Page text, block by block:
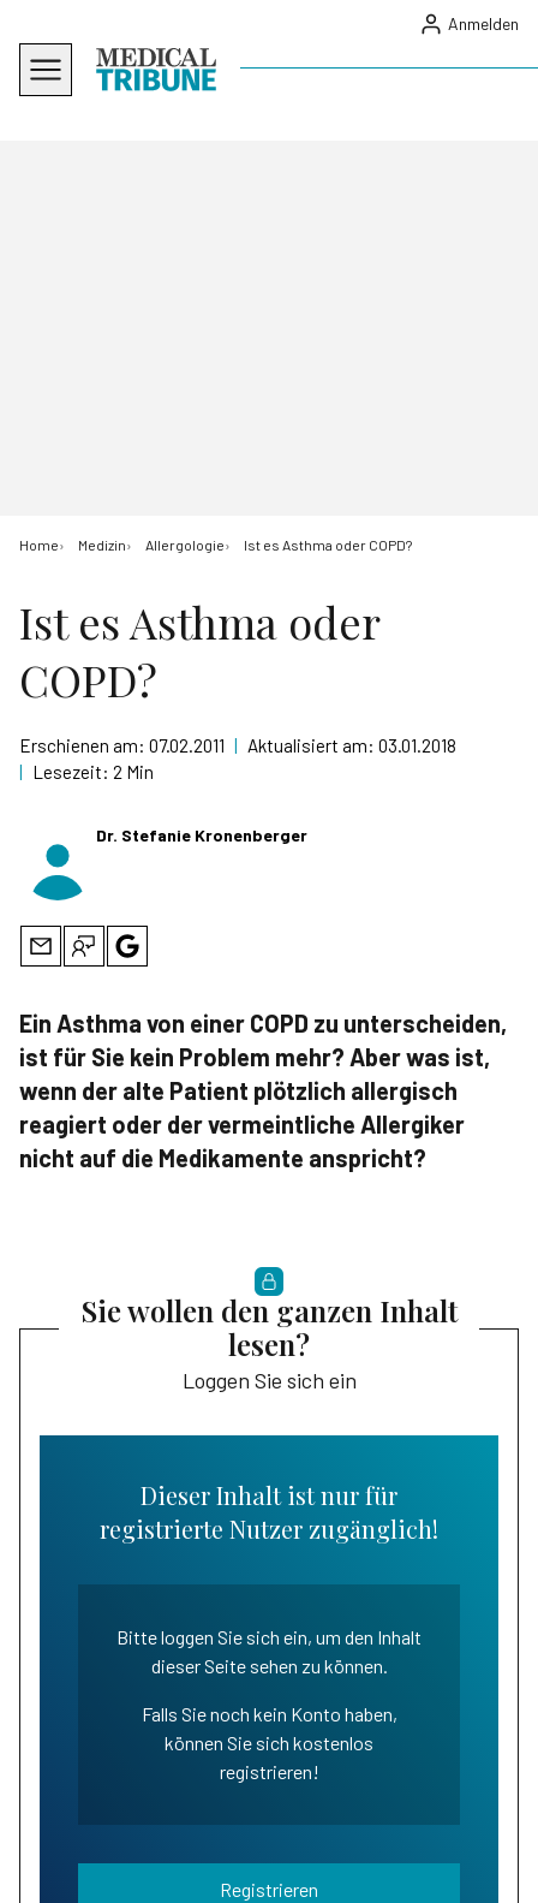
Anmelden
Home Medizin Allergologie Ist es Asthma oder COPD?
Ist es Asthma oder
COPD?
Erschienen am: 07.02.2011 | Aktualisiert am: 03.01.2018
| Lesezeit: 2 Min
Dr. Stefanie Kronenberger
Ein Asthma von einer COPD zu unterscheiden,
ist für Sie kein Problem mehr? Aber was ist,
wenn der alte Patient plötzlich allergisch
reagiert oder der vermeintliche Allergiker
nicht auf die Medikamente anspricht?
Sie wollen den ganzen Inhalt
lesen?
Loggen Sie sich ein
Dieser Inhalt ist nur für
registrierte Nutzer zugänglich!
Bitte loggen Sie sich ein, um den Inhalt
dieser Seite sehen zu können.
Falls Sie noch kein Konto haben,
können Sie sich kostenlos
registrieren!
Registrieren